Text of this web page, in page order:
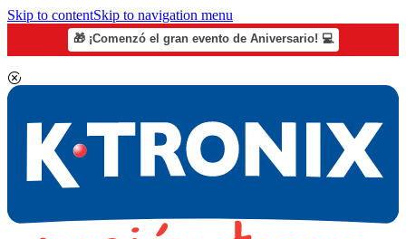
Skip to contentSkip to navigation menu
🎁 ¡Comenzó el gran evento de Aniversario! 💻